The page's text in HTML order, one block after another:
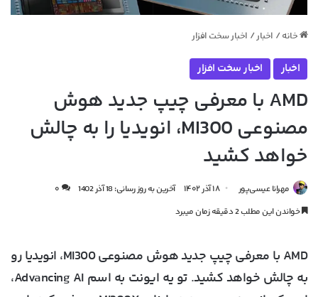
خانه / اخبار/ اخبار سخت افزار
اخبار اخبار سخت افزار
AMD با معرفی چیپ جدید هوش
مصنوعی MI300، انویدیا را به چالش
خواهد کشید
مهرانا عیسی‌پور ۱۸ آذر ۱۴۰۲ آخرین به روز رسانی: 18 آذر 1402
۰
خواندن این مطلب 2 دقیقه زمان میبرد
AMD با معرفی چیپ جدید هوش مصنوعی MI300، انویدیا رو
به چالش خواهد کشید. تو یه ایونت به اسم Advancing AI،